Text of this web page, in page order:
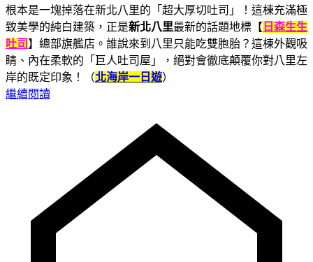
根本是一塊掉落在新北八里的「超大厚切吐司」！這棟充滿極
致美學的純白建築，正是新北八里最新的話題地標【 日森生生
吐司 】總部旗艦店。誰說來到八里只能吃雙胞胎？這棟外觀吸
睛、內在柔軟的「巨人吐司屋」，絕對會徹底顛覆你對八里左
岸的既定印象！（北海岸一日遊）
繼續閱讀